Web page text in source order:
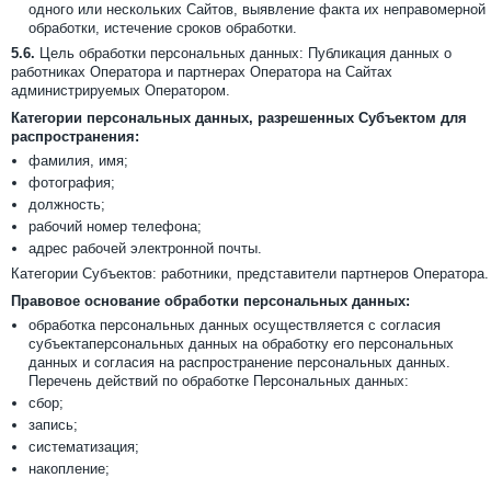
одного или нескольких Сайтов, выявление факта их неправомерной
обработки, истечение сроков обработки.
5.6. Цель обработки персональных данных: Публикация данных о
работниках Оператора и партнерах Оператора на Сайтах
администрируемых Оператором.
Категории персональных данных, разрешенных Субъектом для
распространения:
фамилия, имя;
фотография;
должность;
рабочий номер телефона;
адрес рабочей электронной почты.
Категории Субъектов: работники, представители партнеров Оператора.
Правовое основание обработки персональных данных:
обработка персональных данных осуществляется с согласия
субъектаперсональных данных на обработку его персональных
данных и согласия на распространение персональных данных.
Перечень действий по обработке Персональных данных:
сбор;
запись;
систематизация;
накопление;